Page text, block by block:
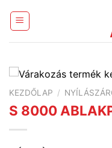
KEZDŐLAP /
S 8000